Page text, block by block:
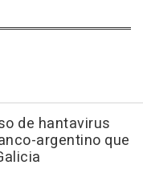
de hantavirus
argentino que